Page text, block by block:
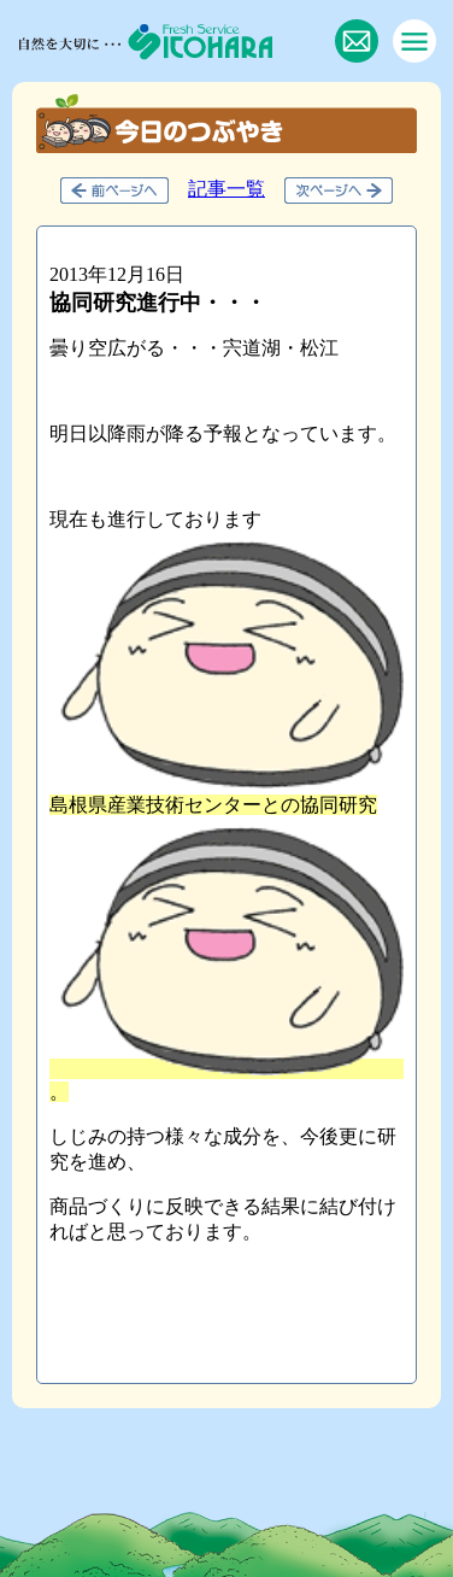
記事一覧
2013年12月16日
協同研究進行中・・・
曇り空広がる・・・宍道湖・松江
明日以降雨が降る予報となっています。
現在も進行しております
島根県産業技術センターとの協同研究
。
しじみの持つ様々な成分を、今後更に研
究を進め、
商品づくりに反映できる結果に結び付け
ればと思っております。